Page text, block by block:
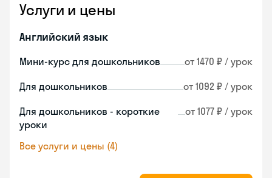
Услуги и цены
Английский язык
Мини-курс для дошкольников от 1470 ₽ / урок
Для дошкольников от 1092 ₽ / урок
Для дошкольников - короткие
уроки
от 1077 ₽ / урок
Все услуги и цены (4)